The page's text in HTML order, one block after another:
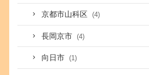
京都市山科区 (4)
長岡京市 (4)
向日市 (1)